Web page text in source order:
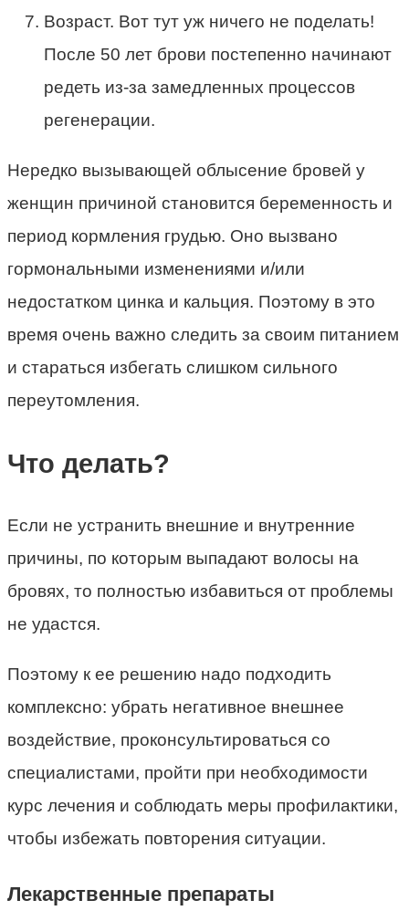
Возраст. Вот тут уж ничего не поделать!
После 50 лет брови постепенно начинают
редеть из-за замедленных процессов
регенерации.
Нередко вызывающей облысение бровей у
женщин причиной становится беременность и
период кормления грудью. Оно вызвано
гормональными изменениями и/или
недостатком цинка и кальция. Поэтому в это
время очень важно следить за своим питанием
и стараться избегать слишком сильного
переутомления.
Что делать?
Если не устранить внешние и внутренние
причины, по которым выпадают волосы на
бровях, то полностью избавиться от проблемы
не удастся.
Поэтому к ее решению надо подходить
комплексно: убрать негативное внешнее
воздействие, проконсультироваться со
специалистами, пройти при необходимости
курс лечения и соблюдать меры профилактики,
чтобы избежать повторения ситуации.
Лекарственные препараты